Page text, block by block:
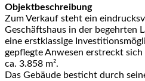
Objektbeschreibung
Zum Verkauf steht ein
Geschäftshaus in der begehrten
eine erstklassige
gepflegte Anwesen erstreckt
ca. 3.858 m².
Das Gebäude besticht durch